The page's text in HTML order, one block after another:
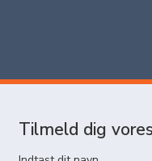
Tilmeld dig